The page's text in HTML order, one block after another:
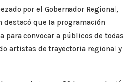
por el Gobernador Regional,
destacó que la programación
para convocar a públicos de todas
artistas de trayectoria regional y